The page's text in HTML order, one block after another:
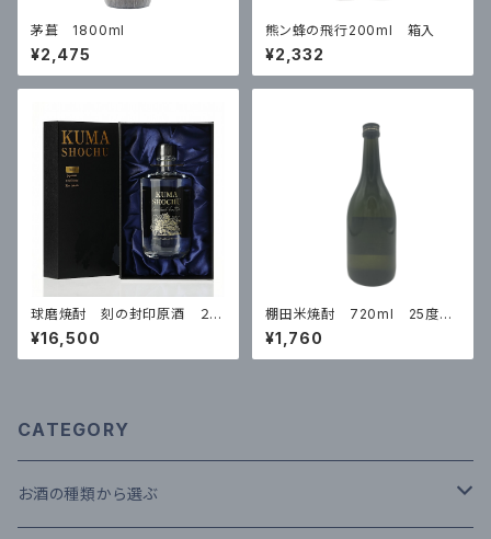
茅葺 1800ml
¥2,475
熊ン蜂の飛行200ml 箱入
¥2,332
球磨焼酎 刻の封印原酒 ２０
１０年製造 500ml 39度
※数量限定品
¥16,500
棚田米焼酎 720ml 25度
※数量限定品
¥1,760
CATEGORY
お酒の種類から選ぶ